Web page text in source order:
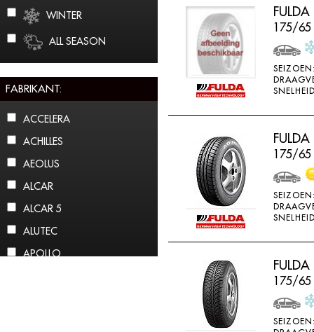
WINTER
ALL SEASON
FABRIKANT:
ACCELERA
ACHILLES
AEOLUS
ALCAR
ALCAR 5
ALUTEC
APOLLO
175/65
175/65
175/65